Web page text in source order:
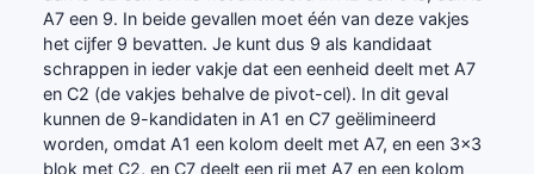
A7 een 9. In beide gevallen moet één van deze vakjes
het cijfer 9 bevatten. Je kunt dus 9 als kandidaat
schrappen in ieder vakje dat een eenheid deelt met A7
en C2 (de vakjes behalve de pivot-cel). In dit geval
kunnen de 9-kandidaten in A1 en C7 geëlimineerd
worden, omdat A1 een kolom deelt met A7, en een 3x3
blok met C2, en C7 deelt een rij met A7 en een kolom